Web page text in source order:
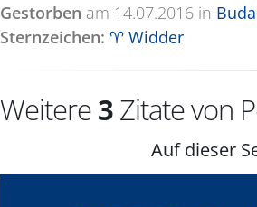
Gestorben am 14.07.2016in
Sternzeichen: ♈ Widder
Weitere3Zitate von
Auf dieser